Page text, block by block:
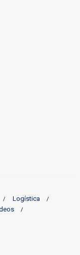
Logística